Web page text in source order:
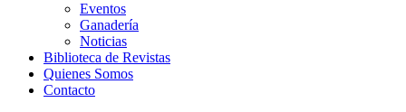
Eventos
Ganadería
Noticias
Biblioteca de Revistas
Quienes Somos
Contacto